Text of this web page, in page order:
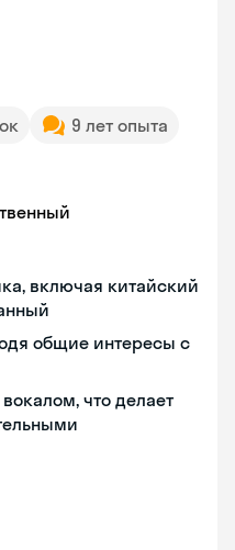
9 лет опыта
включая китайский
общие интересы с
что делает